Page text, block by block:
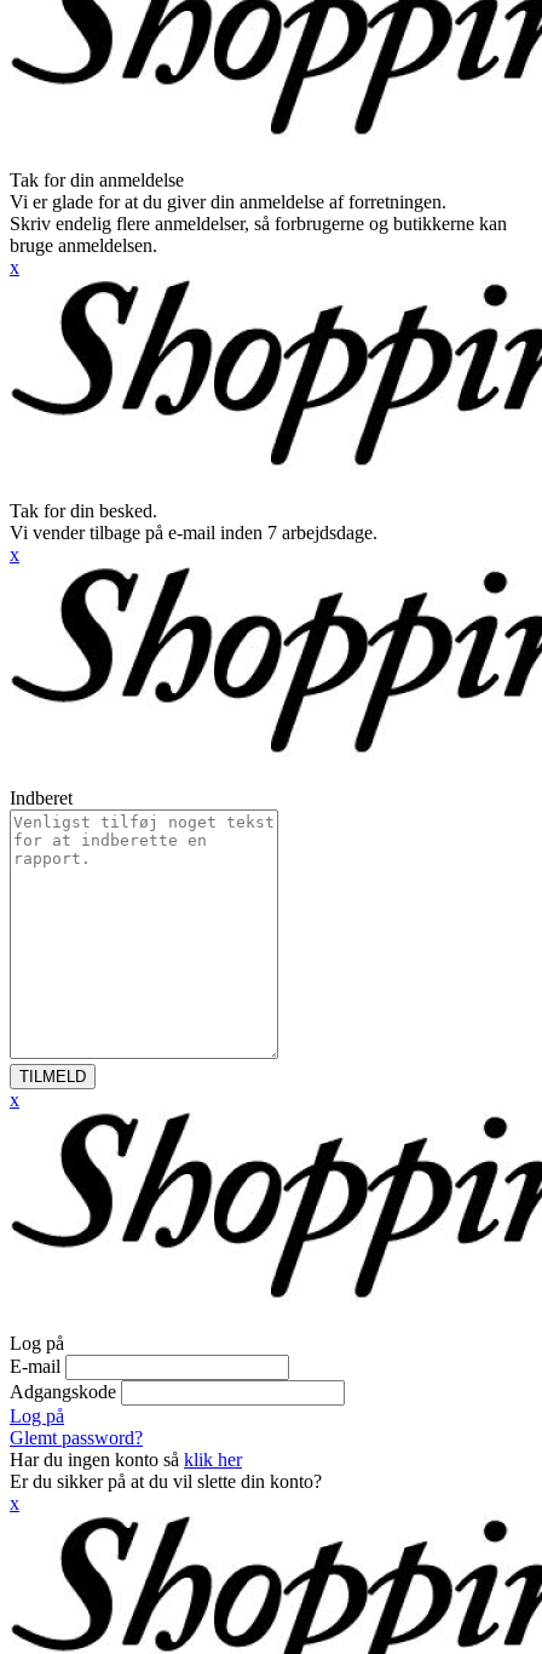
Tak for din anmeldelse
Vi er glade for at du giver din anmeldelse af forretningen.
Skriv endelig flere anmeldelser, så forbrugerne og butikkerne kan
bruge anmeldelsen.
x
Tak for din besked.
Vi vender tilbage på e-mail inden 7 arbejdsdage.
x
Indberet
TILMELD
x
Log på
E-mail
Adgangskode
Log på
Glemt password?
Har du ingen konto så klik her
Er du sikker på at du vil slette din konto?
x